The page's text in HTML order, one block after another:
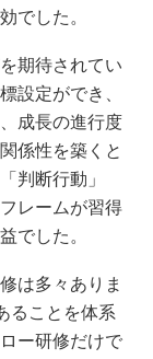
でした。
期待されてい
設定ができ、
成長の進行度
係性を築くと
判断行動」
レームが習得
でした。
は多々ありま
ることを体系
ー研修だけで